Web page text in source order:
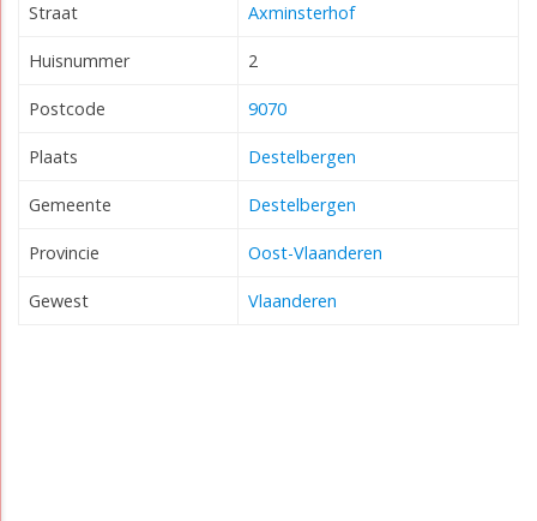
Straat Axminsterhof
Huisnummer 2
Postcode 9070
Plaats Destelbergen
Gemeente Destelbergen
Provincie Oost-Vlaanderen
Gewest Vlaanderen